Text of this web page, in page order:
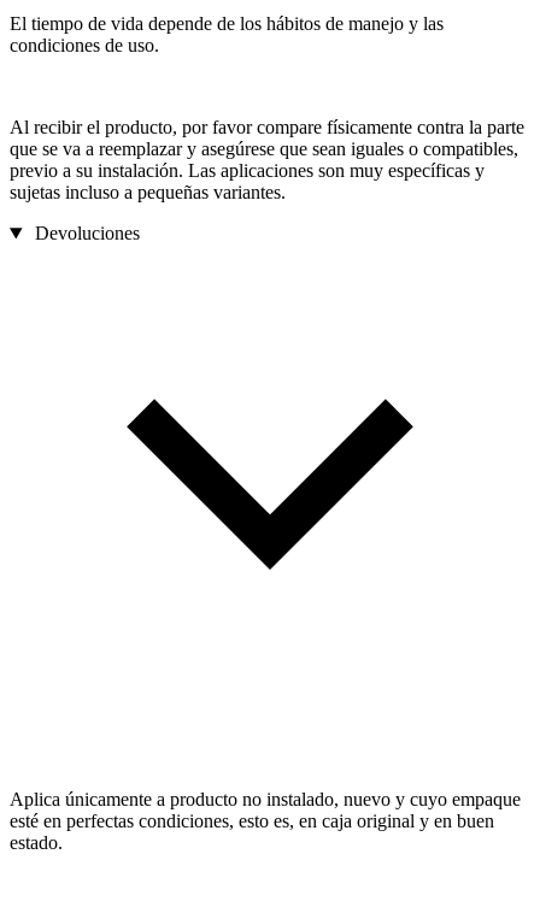
El tiempo de vida depende de los hábitos de manejo y las
condiciones de uso.
Al recibir el producto, por favor compare físicamente contra la parte
que se va a reemplazar y asegúrese que sean iguales o compatibles,
previo a su instalación. Las aplicaciones son muy específicas y
sujetas incluso a pequeñas variantes.
Devoluciones
Aplica únicamente a producto no instalado, nuevo y cuyo empaque
esté en perfectas condiciones, esto es, en caja original y en buen
estado.